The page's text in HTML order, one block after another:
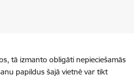
tā izmanto obligāti nepieciešamās
papildus šajā vietnē var tikt